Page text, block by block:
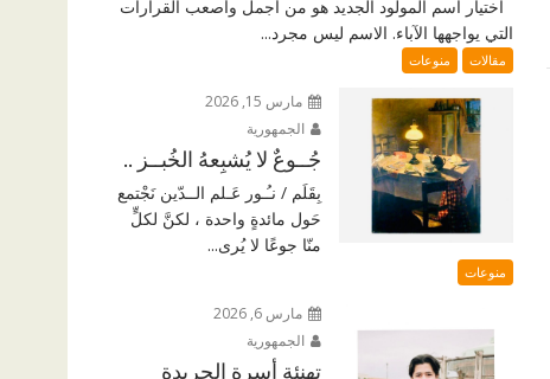
اختيار اسم المولود الجديد هو من أجمل وأصعب القرارات
التي يواجهها الآباء. الاسم ليس مجرد...
مقالات منوعات
مارس 15, 2026
الجمهورية
جُــوعٌ لا يُشبِعهُ الخُبــز ..
بِقَلَم / نـُـور عَـلم الــدّين نَجْتمع
حَول مائدةٍ واحدة ، لكنَّ لكلٍّ
منّا جوعًا لا يُرى...
منوعات
مارس 6, 2026
الجمهورية
تهنئة أسرة الجريدة